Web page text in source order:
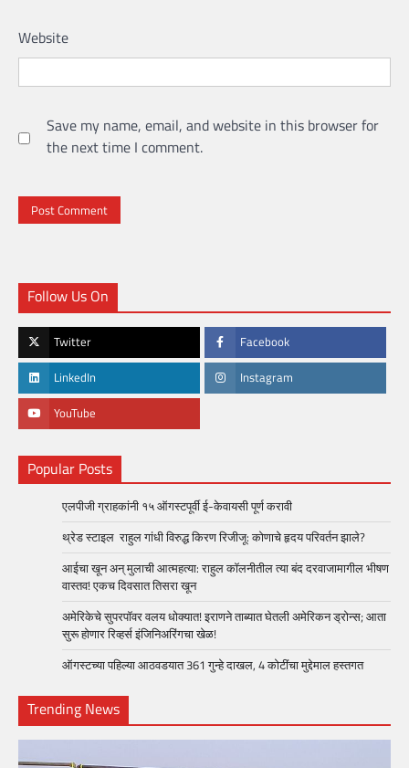
Website
Save my name, email, and website in this browser for
the next time I comment.
Follow Us On
Twitter Facebook
LinkedIn Instagram
YouTube
Popular Posts
एलपीजी ग्राहकांनी १५ ऑगस्टपूर्वी ई-केवायसी पूर्ण करावी
थ्रेड स्टाइल राहुल गांधी विरुद्ध किरण रिजीजू: कोणाचे हृदय परिवर्तन झाले?
आईचा खून अन् मुलाची आत्महत्या: राहुल कॉलनीतील त्या बंद दरवाजामागील भीषण
वास्तव! एकच दिवसात तिसरा खून
अमेरिकेचे सुपरपॉवर वलय धोक्यात! इराणने ताब्यात घेतली अमेरिकन ड्रोन्स; आता
सुरू होणार रिव्हर्स इंजिनिअरिंगचा खेळ!
ऑगस्टच्या पहिल्या आठवडयात 361 गुन्हे दाखल, 4 कोटींचा मुद्देमाल हस्तगत
Trending News